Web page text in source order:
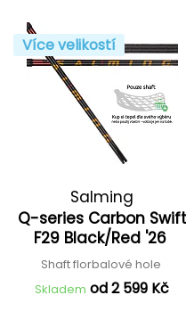
Více velikostí
Salming
Q-series Carbon Swift
F29 Black/Red '26
Shaft florbalové hole
Skladem od 2 599 Kč